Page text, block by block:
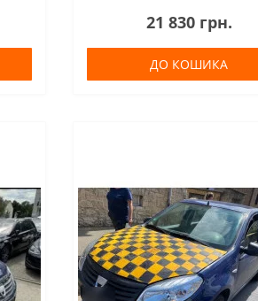
21 830 грн.
ДО КОШИКА